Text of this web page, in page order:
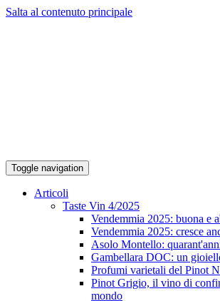
Salta al contenuto principale
Toggle navigation
Articoli
Taste Vin 4/2025
Vendemmia 2025: buona e
Vendemmia 2025: cresce
Asolo Montello:
Gambellara DOC: un
Profumi varietali del Pinot
Pinot Grigio, il vino di
mondo